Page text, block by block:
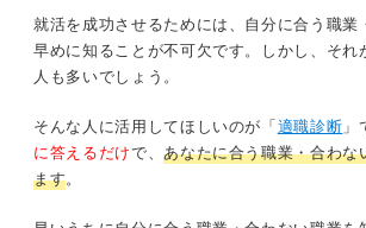
就活を成功させるためには、自分に合う職業
早めに知ることが不可欠です。しかし、それ
人も多いでしょう。
そんな人に活用してほしいのが「 適職診断 」
に答えるだけで、あなたに合う職業・合わな
ます。